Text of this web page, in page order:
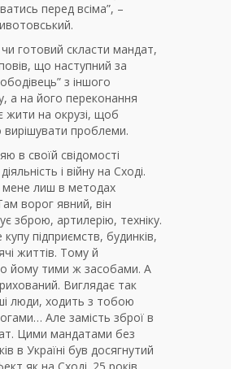
перед всіма”, –
готовий скласти мандат,
що наступний за
з іншого
а на його переконання
жити на окрузі, щоб
вирішувати проблеми.
в своїй свідомості
і війну на Сході.
мене лиш в методах
ворог явний, він
зброю, артилерію, техніку.
підприємств, будинків,
життів. Тому й
йому тими ж засобами. А
Виглядає так
люди, ходить з тобою
Але замість зброї в
Цими мандатами без
в Україні був досягнутий